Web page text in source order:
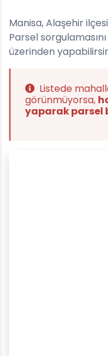
Manisa, Alaşehir
Parsel
üzerinden
Listede
görünmüyorsa,
yaparak parsel